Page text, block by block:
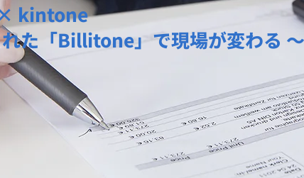
× kintone
」で現場が変わる ～